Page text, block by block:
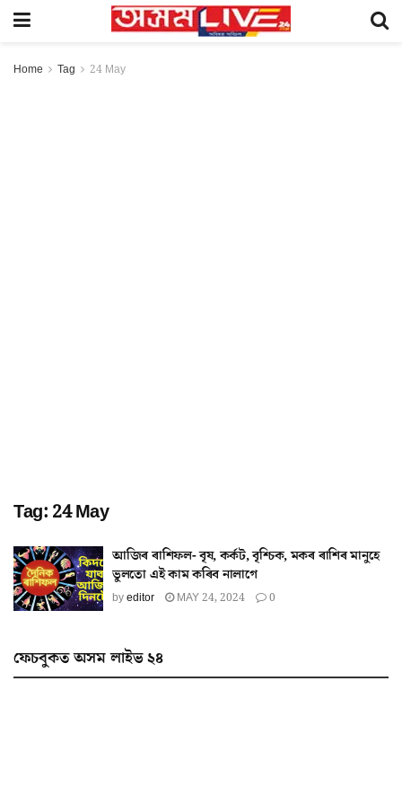
Home Tag 24 May
Tag: 24 May
আজিৰ ৰাশিফল- বৃষ, কৰ্কট, বৃশ্চিক, মকৰ ৰাশিৰ মানুহে
ভুলতো এই কাম কৰিব নালাগে
byeditor MAY 24, 2024 0
ফেচবুকত অসম লাইভ ২৪